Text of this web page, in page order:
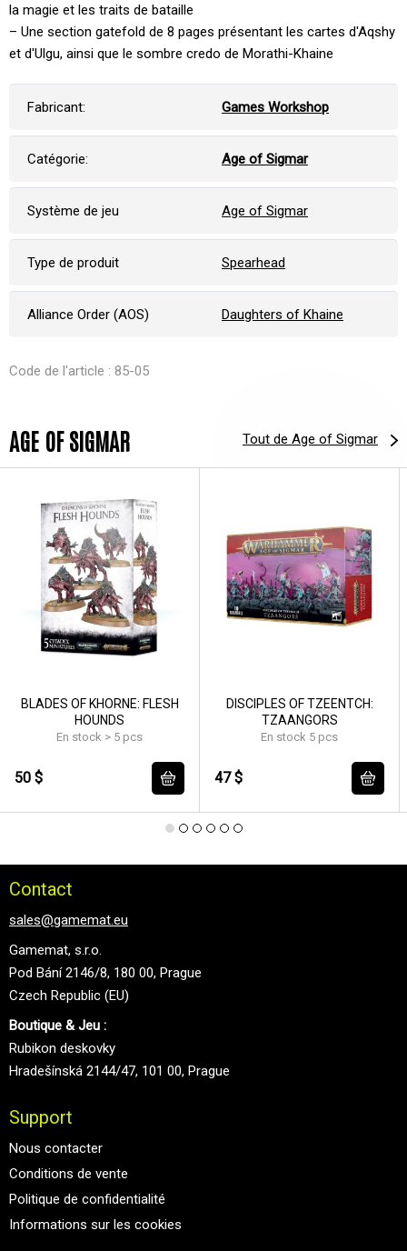
la magie et les traits de bataille
– Une section gatefold de 8 pages présentant les cartes d'Aqshy
et d'Ulgu, ainsi que le sombre credo de Morathi-Khaine
Fabricant: Games Workshop
Catégorie: Age of Sigmar
Système de jeu Age of Sigmar
Type de produit Spearhead
Alliance Order (AOS) Daughters of Khaine
Code de l'article : 85-05
AGE OF SIGMAR Tout de Age of Sigmar
BLADES OF KHORNE: FLESH
HOUNDS
En stock > 5 pcs
50 $
DISCIPLES OF TZEENTCH:
TZAANGORS
En stock 5 pcs
47 $
Contact
sales@gamemat.eu
Gamemat, s.r.o.
Pod Bání 2146/8, 180 00, Prague
Czech Republic (EU)
Boutique & Jeu :
Rubikon deskovky
Hradešínská 2144/47, 101 00, Prague
Support
Nous contacter
Conditions de vente
Politique de confidentialité
Informations sur les cookies